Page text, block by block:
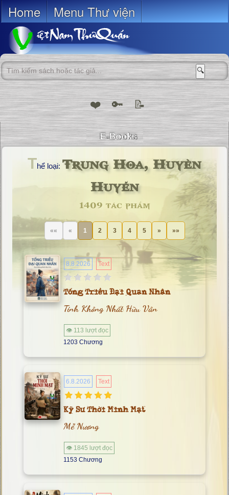
Home Menu Thư viện
🔍
❤️ 🔑 📝
Thể loại: Trung Hoa, Huyền
Huyễn
1409 tác phẩm
«« « 1 2 3 4 5 » »»
8.8.2026 Text
Tống Triều Đại Quan Nhân
Tinh Không Nhất Hữu Vân
👁 113 lượt đọc
1203 Chương
6.8.2026 Text
Kỹ Sư Thời Minh Mạt
Mễ Nương
👁 1845 lượt đọc
1153 Chương